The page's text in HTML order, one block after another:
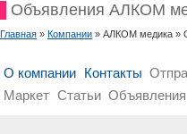
Объявления АЛКОМ
Главная » Компании » АЛКОМ медика »
О компании Контакты
Маркет Статьи Объявления